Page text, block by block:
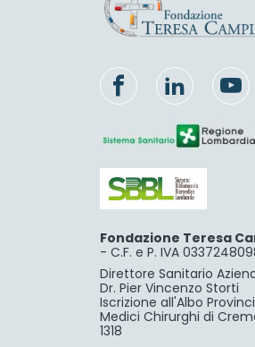
Fondazione Teresa
- C.F. e P. IVA
Direttore Sanitario
Dr. Pier Vincenzo Storti
Iscrizione all'Albo
Medici Chirurghi di
1318